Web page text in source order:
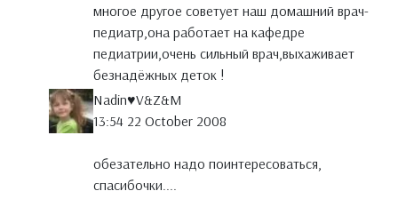
многое другое советует наш домашний врач-
педиатр,она работает на кафедре
педиатрии,очень сильный врач,выхаживает
безнадёжных деток !
Nadin♥V&Z&M
13:54 22 October 2008
обезательно надо поинтересоваться,
спасибочки....